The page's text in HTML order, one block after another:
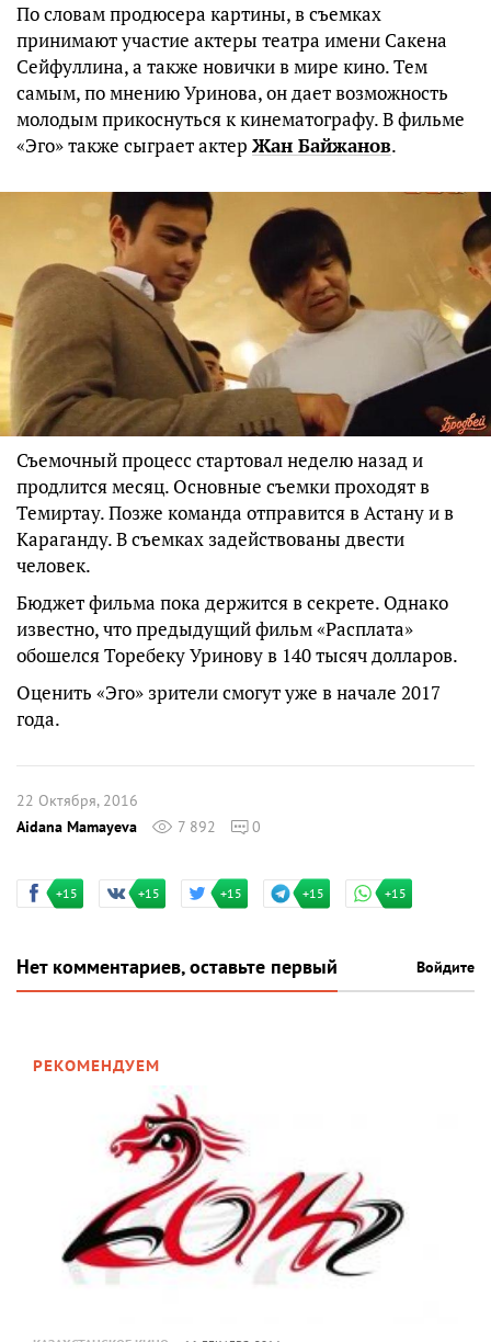
По словам продюсера картины, в съемках
принимают участие актеры театра имени Сакена
Сейфуллина, а также новички в мире кино. Тем
самым, по мнению Уринова, он дает возможность
молодым прикоснуться к кинематографу. В фильме
«Эго» также сыграет актер Жан Байжанов.
Съемочный процесс стартовал неделю назад и
продлится месяц. Основные съемки проходят в
Темиртау. Позже команда отправится в Астану и в
Караганду. В съемках задействованы двести
человек.
Бюджет фильма пока держится в секрете. Однако
известно, что предыдущий фильм «Расплата»
обошелся Торебеку Уринову в 140 тысяч долларов.
Оценить «Эго» зрители смогут уже в начале 2017
года.
22 Октября, 2016
Aidana Mamayeva
7 892 0
+15 +15 +15 +15 +15
Нет комментариев, оставьте первый Войдите
РЕКОМЕНДУЕМ